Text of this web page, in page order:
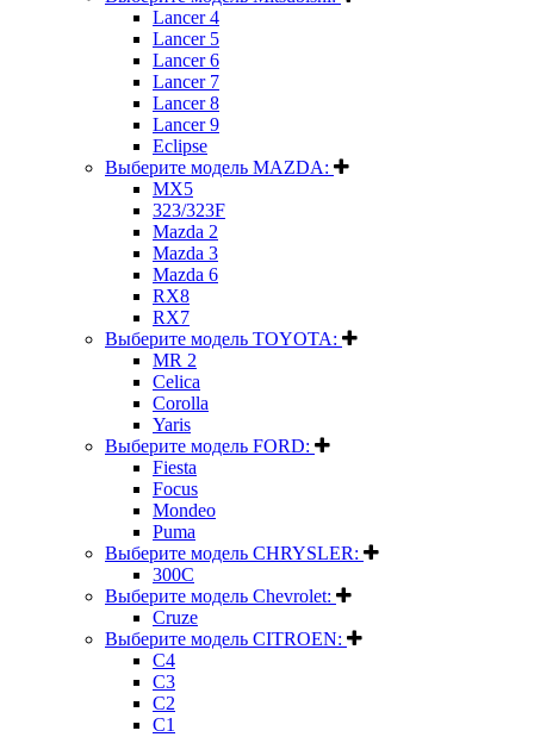
Lancer 4
Lancer 5
Lancer 6
Lancer 7
Lancer 8
Lancer 9
Eclipse
Выберите модель MAZDA:
MX5
323/323F
Mazda 2
Mazda 3
Mazda 6
RX8
RX7
Выберите модель TOYOTA:
MR 2
Celica
Corolla
Yaris
Выберите модель FORD:
Fiesta
Focus
Mondeo
Puma
Выберите модель CHRYSLER:
300C
Выберите модель Chevrolet:
Cruze
Выберите модель CITROEN:
C4
C3
C2
C1